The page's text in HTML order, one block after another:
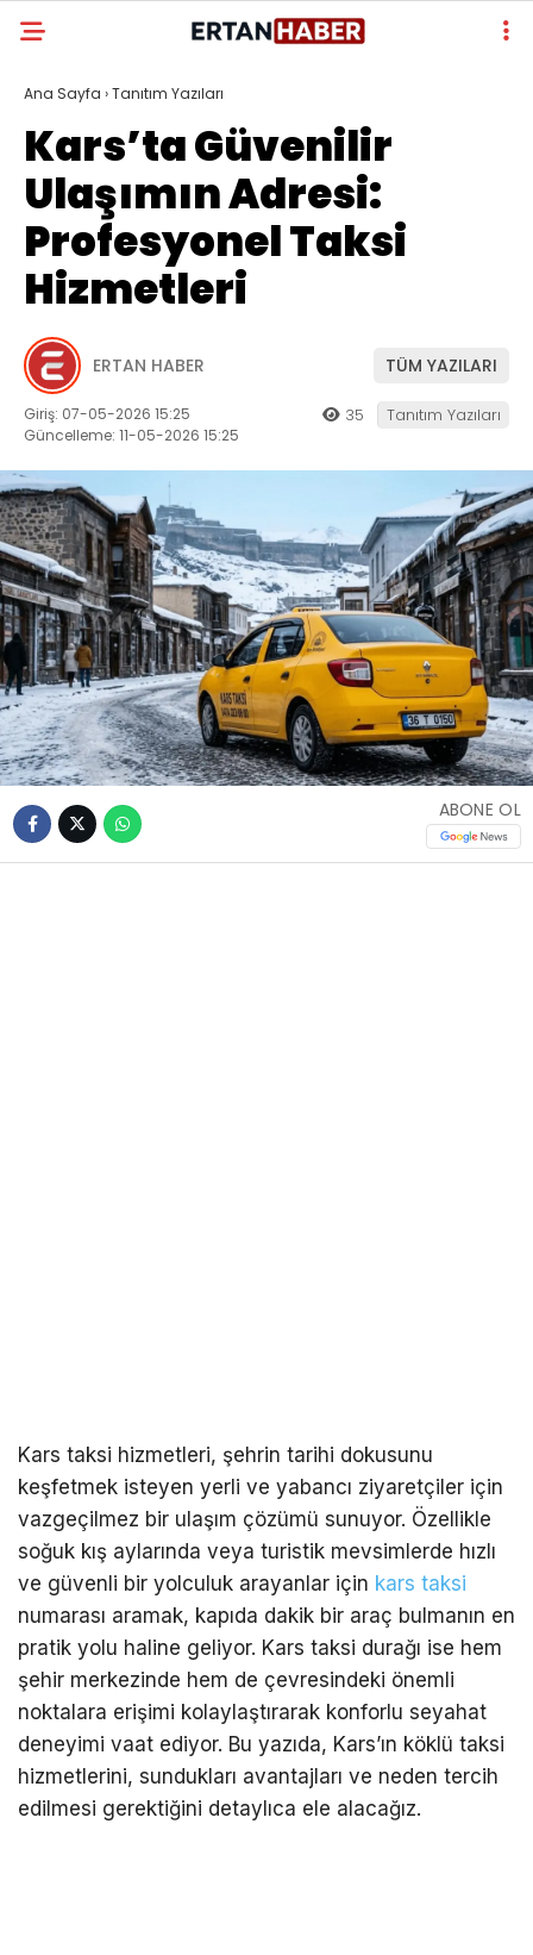
Ana Sayfa ›Tanıtım Yazıları
Kars’ta Güvenilir
Ulaşımın Adresi:
Profesyonel Taksi
Hizmetleri
ERTAN HABER TÜM YAZILARI
Giriş: 07-05-2026 15:25
Güncelleme: 11-05-2026 15:25
35 Tanıtım Yazıları
ABONE OL
Kars taksi hizmetleri, şehrin tarihi dokusunu
keşfetmek isteyen yerli ve yabancı ziyaretçiler için
vazgeçilmez bir ulaşım çözümü sunuyor. Özellikle
soğuk kış aylarında veya turistik mevsimlerde hızlı
ve güvenli bir yolculuk arayanlar için kars taksi
numarası aramak, kapıda dakik bir araç bulmanın en
pratik yolu haline geliyor. Kars taksi durağı ise hem
şehir merkezinde hem de çevresindeki önemli
noktalara erişimi kolaylaştırarak konforlu seyahat
deneyimi vaat ediyor. Bu yazıda, Kars’ın köklü taksi
hizmetlerini, sundukları avantajları ve neden tercih
edilmesi gerektiğini detaylıca ele alacağız.